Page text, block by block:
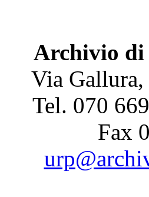
Archivio
Via
Tel. 070
Fax